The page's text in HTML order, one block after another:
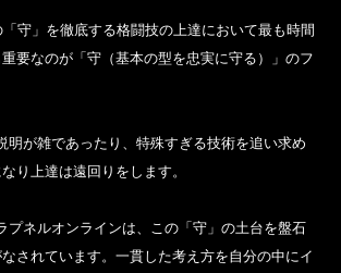
守」を徹底する格闘技の上達において最も時間
要なのが「守（基本の型を忠実に守る）」のフ
明が雑であったり、特殊すぎる技術を追い求め
り上達は遠回りをします。
プネルオンラインは、この「守」の土台を盤石
されています。一貫した考え方を自分の中にイ